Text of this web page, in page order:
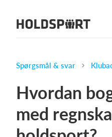
Om Holdsport
Presseomtale
Funktioner
Kalender
Spørgsmål & svar
Hvordan
med